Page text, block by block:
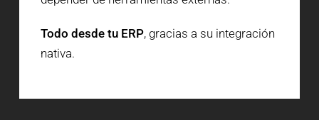
Todo desde tu ERP, gracias a su integración
nativa.